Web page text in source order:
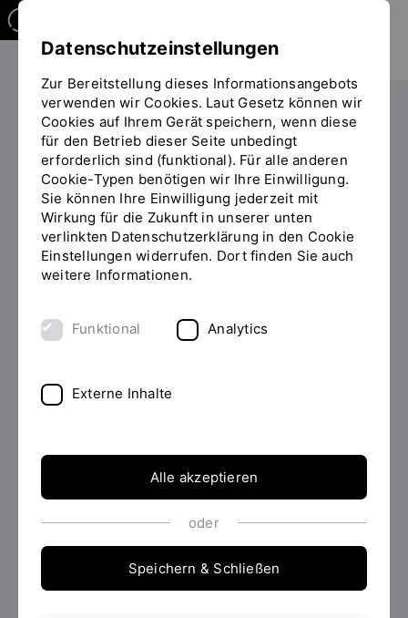
Sie
befinden
sich
auf
der
Seite
"Detailansicht"
Studieren Studiengangübersicht
INHALT
BACHELOR OF ARTS (B.A.)
Soziale Arbeit studieren
Macht es Ihnen Freude, mit Menschen zu arbeiten?
Möchten Sie Menschen in schwierigen
Problemen unterstützen? Einen Beitrag zu mehr
Lebensqualität und sozialer Gerechtigkeit leisten?
Info zur Bewerbung
Datenschutzeinstellungen
Zur Bereitstellung dieses Informationsangebots
verwenden wir Cookies. Laut Gesetz können wir
Cookies auf Ihrem Gerät speichern, wenn diese
für den Betrieb dieser Seite unbedingt
erforderlich sind (funktional). Für alle anderen
Cookie-Typen benötigen wir Ihre Einwilligung.
Sie können Ihre Einwilligung jederzeit mit
Wirkung für die Zukunft in unserer unten
verlinkten Datenschutzerklärung in den Cookie
Einstellungen widerrufen. Dort finden Sie auch
weitere Informationen.
Funktional Analytics
Externe Inhalte
Alle akzeptieren
oder
Speichern & Schließen